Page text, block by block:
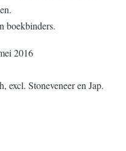
boekbinders.
2016
excl. Stoneveneer en Jap.